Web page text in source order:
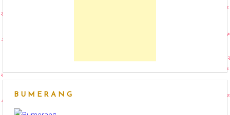
BUMERANG